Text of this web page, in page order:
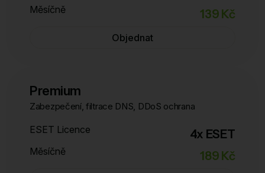
Měsíčně 139 Kč
Objednat
Premium
Zabezpečení, filtrace DNS, DDoS ochrana
ESET Licence 4x ESET
Měsíčně 189 Kč